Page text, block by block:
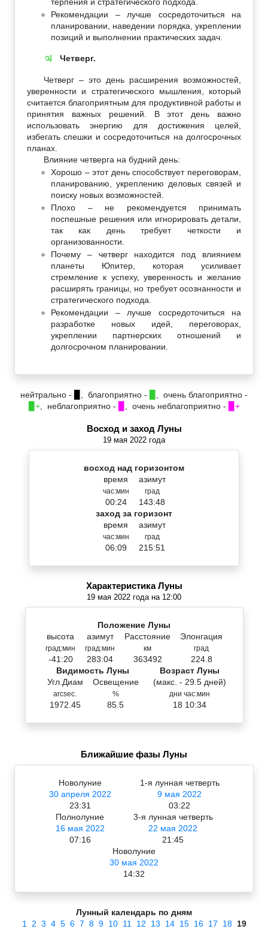
Рекомендации – лучше сосредоточиться на
планировании, наведении порядка, укреплении
позиций и выполнении практических задач.
♃ Четверг.
Четверг – это день расширения возможностей,
уверенности и стратегического мышления, который
считается благоприятным для продуктивной работы и
принятия важных решений. В этот день важно
использовать энергию для достижения целей,
избегать спешки и сосредоточиться на долгосрочных
планах.
Влияние четверга на будний день:
Хорошо – этот день способствует переговорам,
планированию, укреплению деловых связей и
поиску новых возможностей.
Плохо – не рекомендуется принимать
поспешные решения или игнорировать детали,
так как день требует четкости и
организованности.
Почему – четверг находится под влиянием
планеты Юпитер, которая усиливает
стремление к успеху, уверенность и желание
расширять границы, но требует осознанности и
стратегического подхода.
Рекомендации – лучше сосредоточиться на
разработке новых идей, переговорах,
укреплении партнерских отношений и
долгосрочном планировании.
нейтрально - , благоприятно -
, очень благоприятно -
▉+, неблагоприятно - , очень неблагоприятно - ▉+
Восход и заход Луны
19 мая 2022 года
восход над горизонтом
время
час:мин
00:24
азимут
град
143:48
заход за горизонт
время
час:мин
06:09
азимут
град
215:51
Характеристика Луны
19 мая 2022 года на 12:00
Положение Луны
высота
град:мин
-41:20
азимут
град:мин
283:04
Расстояние
км
363492
Элонгация
град
224.8
Видимость Луны
Угл.Диам
arcsec.
1972.45
Освещение
%
85.5
Возраст Луны
(макс. - 29.5 дней)
дни час:мин
18 10:34
Ближайшие фазы Луны
Новолуние
30 апреля 2022
23:31
1-я лунная четверть
9 мая 2022
03:22
Полнолуние
16 мая 2022
07:16
3-я лунная четверть
22 мая 2022
21:45
Новолуние
30 мая 2022
14:32
Лунный календарь по дням
1
2 3 4 5 6 7 8 9 10 11 12 13 14 15 16 17 18 19